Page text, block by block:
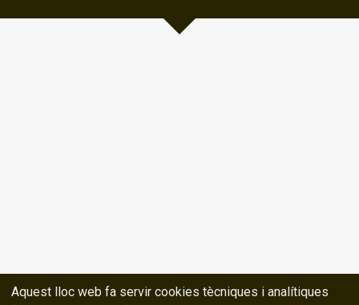
Aquest lloc web fa servir cookies tècniques i analítiques